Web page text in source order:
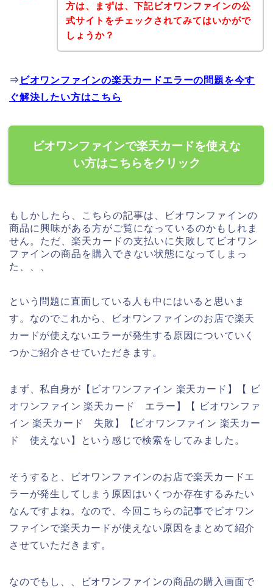
方は、まずは、下記ビオワンファインの公
式サイトをチェックされてみてはいかがで
しょうか？
⇒ ビオワンファインの楽天カードエラーの問題を今す
ぐ解決したい方はこちら
ビオワンファインで楽天カードを使えな
い方はこちらをクリック
もしかしたら、こちらの記事は、ビオワンファインの
商品に興味がある方がご覧になっているのかもしれま
せん。ただ、楽天カードの支払いに失敗してビオワン
ファインの商品を購入できない状態になってしまっ
た、、、
という問題に直面している人も中にはいると思いま
す。なのでこれから、ビオワンファインのお店で楽天
カードが使えないエラーが発生する原因についていく
つかご紹介させていただきます。
まず、私自身が【ビオワンファイン 楽天カード】【 ビ
オワンファイン 楽天カード エラー】【 ビオワンファ
イン 楽天カード 失敗】【ビオワンファイン 楽天カー
ド 使えない】という感じで検索をしてみました。
そうすると、ビオワンファインのお店で楽天カードエ
ラーが発生してしまう原因はいくつか存在するみたい
なんですよね。なので、今回こちらの記事でビオワン
ファインで楽天カードが使えない原因をまとめて紹介
させていただきます。
なのでもし、、ビオワンファインの商品の購入画面で